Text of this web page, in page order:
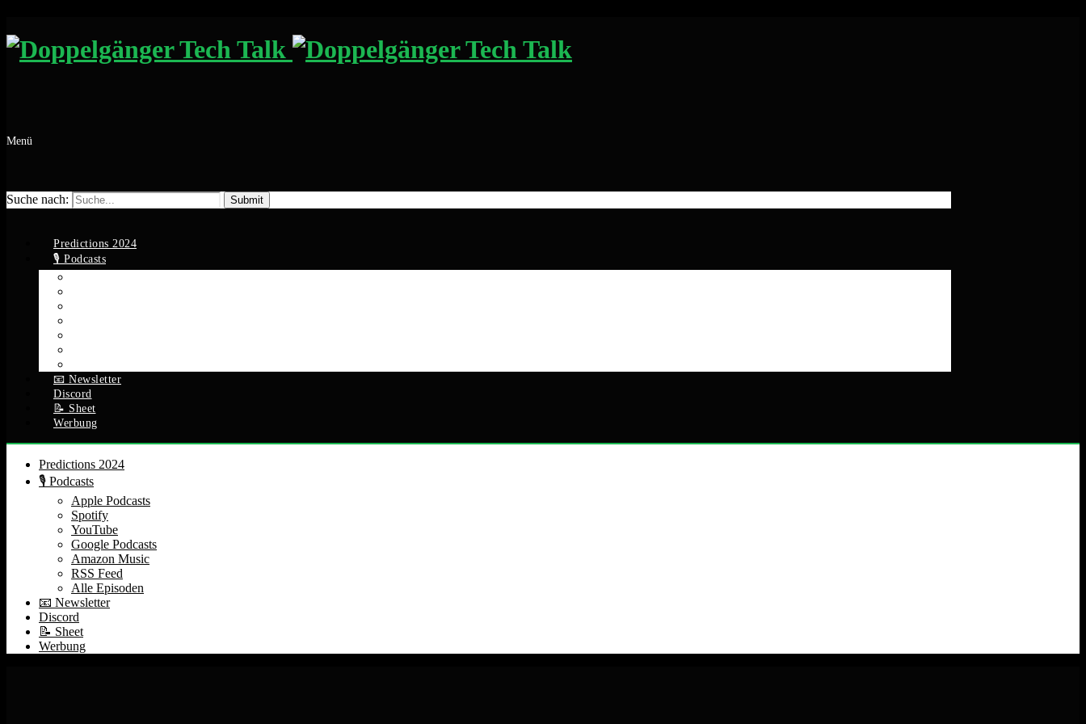
Menü
Suche nach:
Predictions 2024
🎙️ Podcasts
📧 Newsletter
Discord
📝 Sheet
Werbung
Predictions 2024
🎙️ Podcasts
Apple Podcasts
Spotify
YouTube
Google Podcasts
Amazon Music
RSS Feed
Alle Episoden
📧 Newsletter
Discord
📝 Sheet
Werbung